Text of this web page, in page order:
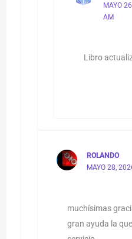
MAYO
AM
Libro
ROLANDO
MAYO 28,
muchísimas
gran ayuda la